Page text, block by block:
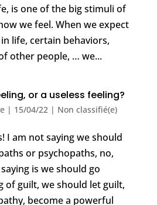
is one of the big stimuli of
we feel. When we expect
life, certain behaviors,
other people, … we...
or a useless feeling?
| 15/04/22| Non classifié(e)
I am not saying we should
or psychopaths, no,
is we should go
of guilt, we should let guilt,
become a powerful